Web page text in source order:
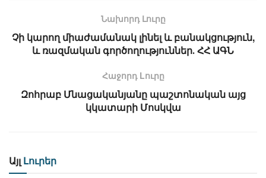
Նախորդ Լուրը
Չի կարող միաժամանակ լինել և բանակցություն,
և ռազմական գործողություններ․ ՀՀ ԱԳՆ
Հաջորդ Lուրը
Զոհրաբ Մնացականյանը պաշտոնական այց
կկատարի Մոսկվա
Այլ Լուրեր